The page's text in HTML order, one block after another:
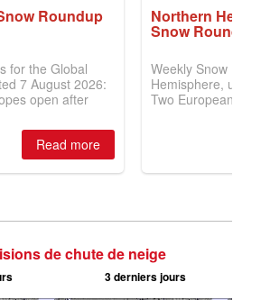
de chute de neige
3 derniers jours